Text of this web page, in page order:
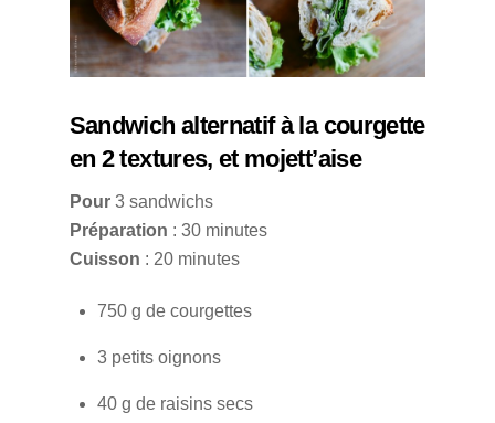
Sandwich alternatif à la courgette
en 2 textures, et mojett’aise
Pour3 sandwichs
Préparation : 30 minutes
Cuisson : 20 minutes
750 g de courgettes
3 petits oignons
40 g de raisins secs